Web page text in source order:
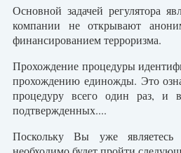
Основной задачей регулятора
компании не открывают
финансированием терроризма.
Прохождение процедуры
прохождению единожды. Это
процедуру всего один раз, и
подтвержденных....
Поскольку Вы уже